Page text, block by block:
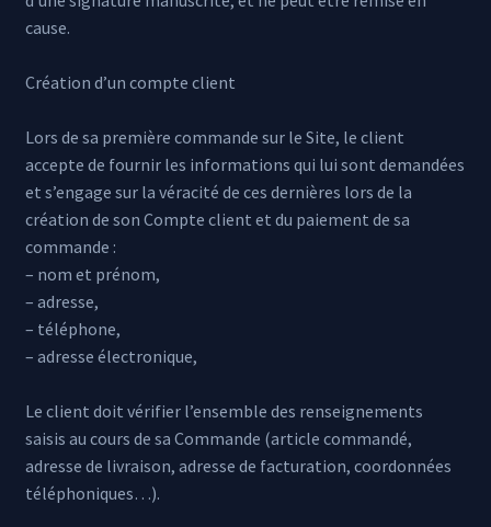
cause.
Création d’un compte client
Lors de sa première commande sur le Site, le client
accepte de fournir les informations qui lui sont demandées
et s’engage sur la véracité de ces dernières lors de la
création de son Compte client et du paiement de sa
commande :
– nom et prénom,
– adresse,
– téléphone,
– adresse électronique,
Le client doit vérifier l’ensemble des renseignements
saisis au cours de sa Commande (article commandé,
adresse de livraison, adresse de facturation, coordonnées
téléphoniques…).